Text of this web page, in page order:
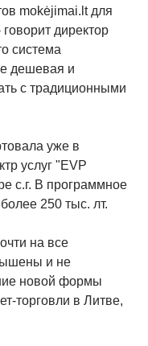
mokėjimai.lt для
директор
система
дешевая и
с традиционными
уже в
услуг "EVP
с.г. В программное
250 тыс. лт.
на все
и не
новой формы
торговли в Литве,